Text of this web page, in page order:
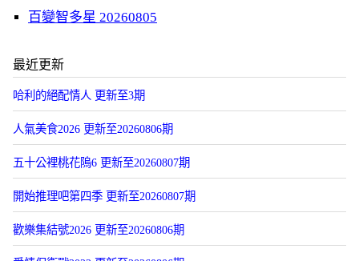
百變智多星 20260805
最近更新
哈利的絕配情人 更新至3期
人氣美食2026 更新至20260806期
五十公裡桃花隖6 更新至20260807期
開始推理吧第四季 更新至20260807期
歡樂集結號2026 更新至20260806期